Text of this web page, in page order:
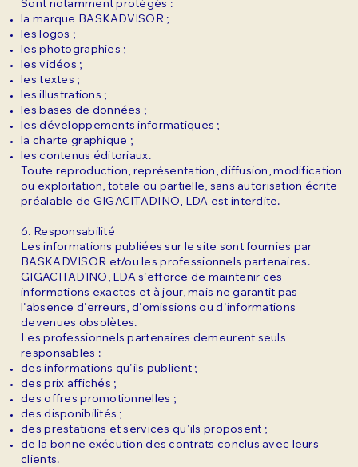
Sont notamment protégés :
la marque BASKADVISOR ;
les logos ;
les photographies ;
les vidéos ;
les textes ;
les illustrations ;
les bases de données ;
les développements informatiques ;
la charte graphique ;
les contenus éditoriaux.
Toute reproduction, représentation, diffusion, modification
ou exploitation, totale ou partielle, sans autorisation écrite
préalable de GIGACITADINO, LDA est interdite.
6. Responsabilité
Les informations publiées sur le site sont fournies par
BASKADVISOR et/ou les professionnels partenaires.
GIGACITADINO, LDA s'efforce de maintenir ces
informations exactes et à jour, mais ne garantit pas
l'absence d'erreurs, d'omissions ou d'informations
devenues obsolètes.
Les professionnels partenaires demeurent seuls
responsables :
des informations qu'ils publient ;
des prix affichés ;
des offres promotionnelles ;
des disponibilités ;
des prestations et services qu'ils proposent ;
de la bonne exécution des contrats conclus avec leurs
clients.